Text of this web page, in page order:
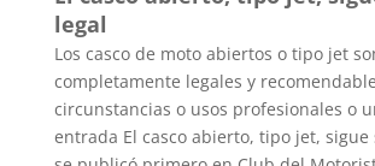
legal
Los casco de moto abiertos o tipo jet
completamente legales y
circunstancias o usos profesionales o
entrada El casco abierto, tipo jet, sigue